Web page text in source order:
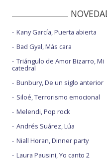
Kany García, Puerta abierta
Bad Gyal, Más cara
Triángulo de Amor Bizarro, Mi
catedral
Bunbury, De un siglo anterior
Siloé, Terrorismo emocional
Melendi, Pop rock
Andrés Suárez, Lúa
Niall Horan, Dinner party
Laura Pausini, Yo canto 2